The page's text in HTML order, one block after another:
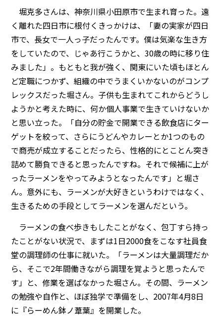
堀克多さんは、神奈川県小田原市で生まれ育った。遠
く離れた四日市に根付くきっかけは、「妻の実家が四日
市で、長女で一人っ子だったんです。僕は気楽な生き方
をしていたので、じゃあ行こうかと、30歳の時に移り住
みました」。もともと我が強く、関東にいた頃もほとん
ど定職につかず、組織の中でうまくいかないのがコンプ
レックスだった堀さん。子供も生まれてこれからどうし
ようかと考えた時に、何か個人事業で生きていけないか
と思い立った。「自分の貯金で開業できる飲食店にター
ゲットを絞って、さらにうどんやカレーとか1つのもの
で商売が成立することだったら、性格的にとことん突き
詰めて勝負できると思ったんですね。それで候補に上が
ったラーメンをやってみようとなったんです」と堀さ
ん。意外にも、ラーメンが大好きというわけではなく、
生きるための手段としてラーメンを選んだという。
ラーメンの食べ歩きもしたことがなく、包丁すら持っ
たことがない状況で、まずは1日2000食をこなす社員食
堂の調理師の仕事に就いた。「ラーメンは大量調理だか
ら、そこで2年間働きながら調理を覚ようと思ったんで
す」と、修業を選ばなかった堀さん。その間、ラーメン
の勉強や自作と、ほぼ独学で準備をし、2007年4月8日
に『らーめん鉢ノ葦葉』を開業した。